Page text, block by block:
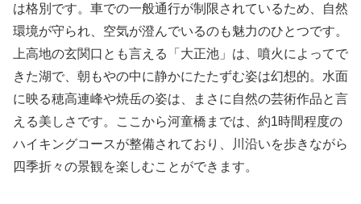
は格別です。車での一般通行が制限されているため、自然
環境が守られ、空気が澄んでいるのも魅力のひとつです。
上高地の玄関口とも言える「大正池」は、噴火によってで
きた湖で、朝もやの中に静かにたたずむ姿は幻想的。水面
に映る穂高連峰や焼岳の姿は、まさに自然の芸術作品と言
える美しさです。ここから河童橋までは、約1時間程度の
ハイキングコースが整備されており、川沿いを歩きながら
四季折々の景観を楽しむことができます。